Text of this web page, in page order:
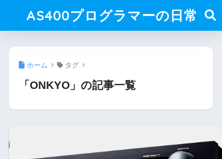
AS400プログラマーの日常
ホーム タグ
「ONKYO」の記事一覧